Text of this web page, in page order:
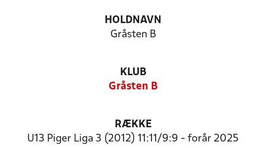
HOLDNAVN
Gråsten B
KLUB
Gråsten B
RÆKKE
U13 Piger Liga 3 (2012) 11:11/9:9 - forår 2025